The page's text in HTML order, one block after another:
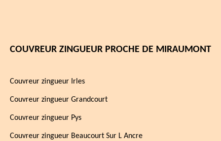
COUVREUR ZINGUEUR PROCHE DE MIRAUMONT
Couvreur zingueur Irles
Couvreur zingueur Grandcourt
Couvreur zingueur Pys
Couvreur zingueur Beaucourt Sur L Ancre